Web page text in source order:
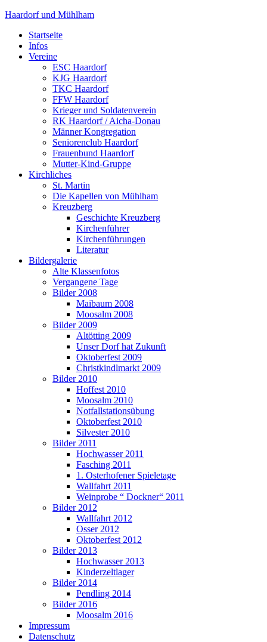
Haardorf und Mühlham
Startseite
Infos
Vereine
ESC Haardorf
KJG Haardorf
TKC Haardorf
FFW Haardorf
Krieger und Soldatenverein
RK Haardorf / Aicha-Donau
Männer Kongregation
Seniorenclub Haardorf
Frauenbund Haardorf
Mutter-Kind-Gruppe
Kirchliches
St. Martin
Die Kapellen von Mühlham
Kreuzberg
Geschichte Kreuzberg
Kirchenführer
Kirchenführungen
Literatur
Bildergalerie
Alte Klassenfotos
Vergangene Tage
Bilder 2008
Maibaum 2008
Moosalm 2008
Bilder 2009
Altötting 2009
Unser Dorf hat Zukunft
Oktoberfest 2009
Christkindlmarkt 2009
Bilder 2010
Hoffest 2010
Moosalm 2010
Notfallstationsübung
Oktoberfest 2010
Silvester 2010
Bilder 2011
Hochwasser 2011
Fasching 2011
1. Osterhofener Spieletage
Wallfahrt 2011
Weinprobe “ Dockner“ 2011
Bilder 2012
Wallfahrt 2012
Osser 2012
Oktoberfest 2012
Bilder 2013
Hochwasser 2013
Kinderzeltlager
Bilder 2014
Pendling 2014
Bilder 2016
Moosalm 2016
Impressum
Datenschutz